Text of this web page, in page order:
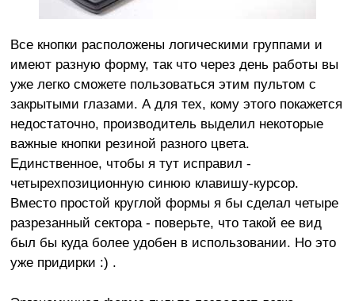
Все кнопки расположены логическими группами и
имеют разную форму, так что через день работы вы
уже легко сможете пользоваться этим пультом с
закрытыми глазами. А для тех, кому этого покажется
недостаточно, производитель выделил некоторые
важные кнопки резиной разного цвета.
Единственное, чтобы я тут исправил -
четырехпозиционную синюю клавишу-курсор.
Вместо простой круглой формы я бы сделал четыре
разрезанный сектора - поверьте, что такой ее вид
был бы куда более удобен в использовании. Но это
уже придирки :) .